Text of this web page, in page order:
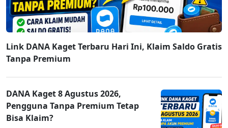
Link DANA Kaget Terbaru Hari Ini, Klaim Saldo Gratis
Tanpa Premium
DANA Kaget 8 Agustus 2026,
Pengguna Tanpa Premium Tetap
Bisa Klaim?